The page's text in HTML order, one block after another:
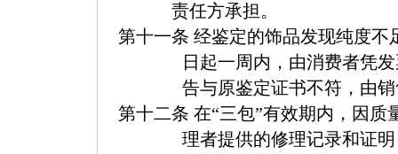
责任方承担。
第十一条 经鉴定的饰品发现纯度不
日起一周内，由消费者凭
告与原鉴定证书不符，由
第十二条 在“三包”有效期内，因质
理者提供的修理记录和证